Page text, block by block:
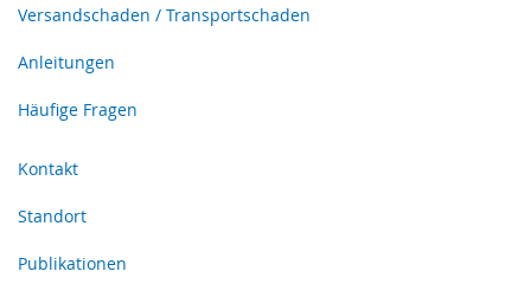
Versandschaden / Transportschaden
Anleitungen
Häufige Fragen
Kontakt
Standort
Publikationen